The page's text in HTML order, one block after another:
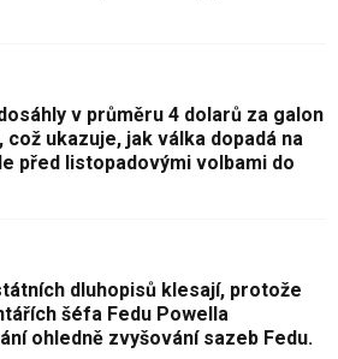
v průměru 4 dolarů za galon
ukazuje, jak válka dopadá na
před listopadovými volbami do
dluhopisů klesají, protože
šéfa Fedu Powella
ohledně zvyšování sazeb Fedu.